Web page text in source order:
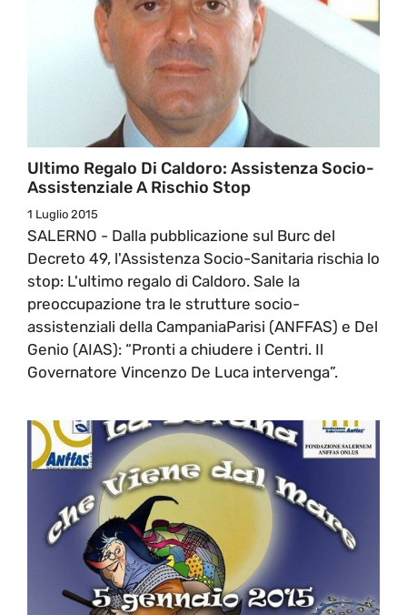
Ultimo Regalo Di Caldoro: Assistenza Socio-
Assistenziale A Rischio Stop
1 Luglio 2015
SALERNO - Dalla pubblicazione sul Burc del
Decreto 49, l'Assistenza Socio-Sanitaria rischia lo
stop: L'ultimo regalo di Caldoro. Sale la
preoccupazione tra le strutture socio-
assistenziali della CampaniaParisi (ANFFAS) e Del
Genio (AIAS): “Pronti a chiudere i Centri. Il
Governatore Vincenzo De Luca intervenga”.